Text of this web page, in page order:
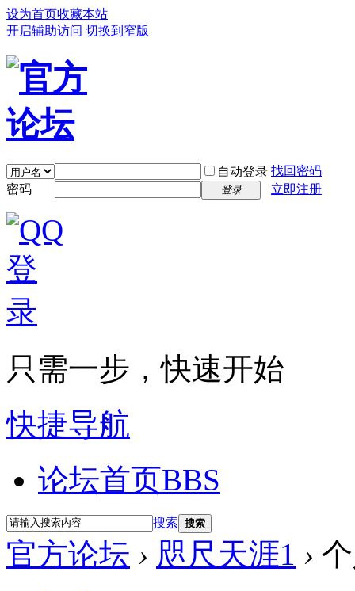
设为首页收藏本站
开启辅助访问 切换到窄版
自动登录 找回密码
密码
登录 立即注册
只需一步，快速开始
快捷导航
论坛首页BBS
搜索 搜索
官方论坛 › 咫尺天涯1 ›